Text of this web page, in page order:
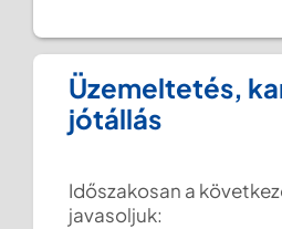
Üzemeltetés,
jótállás
Időszakosan a
javasoljuk: